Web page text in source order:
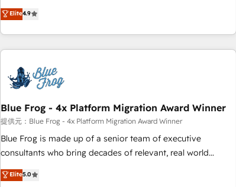
clients just like you Let’s explore whether S2 is the partner
you’ve been looking for...and get your next big initiative
moving!
développement des revenus auprès de vos comptes
existants. En France et à l'international, nous travaillons
avec des ETI ambitieuses, des grands groupes voulant aller
au-delà d’une simple transformation digitale et des startups
florissantes. Nos 3 grandes expertises sont : ➤ L’intégration
de CRM et de méthodologie RevOps pour aligner les
migration, synchronisation API, audit et maintenance) ➤ La
création de sites internet de conversion qui transforment
les visiteurs en opportunités d'affaires ➤ La mise en place
de stratégies d'acquisition marketing (SEO, SEA, inbound,
clés : - 10 ans d'expérience - 100+ intégrations CRM
Elite4.9
Blue Frog - 4x Platform Migration Award Winner
提供元：Blue Frog - 4x Platform Migration Award Winner
Blue Frog is made up of a senior team of executive
consultants who bring decades of relevant, real world
experience to our client engagements. "Blue Frog is a top,
trusted partner in HubSpot's ecosystem for a reason. Their
Elite5.0